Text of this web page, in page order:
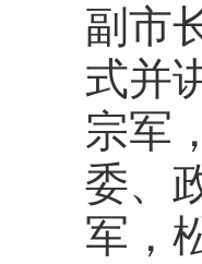
副市
式并
宗军
委、
军，